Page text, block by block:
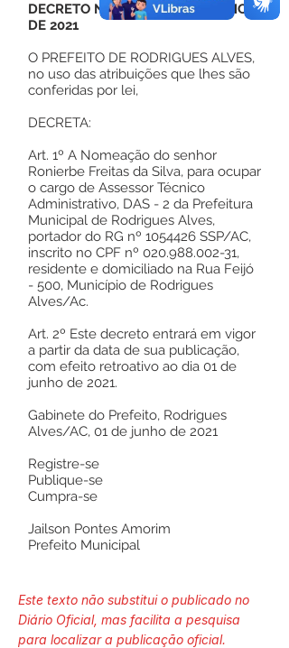
DECRETO Nº 112, DE 01 DE JUNHO
DE 2021
O PREFEITO DE RODRIGUES ALVES,
no uso das atribuições que lhes são
conferidas por lei,
DECRETA:
Art. 1º A Nomeação do senhor
Ronierbe Freitas da Silva, para ocupar
o cargo de Assessor Técnico
Administrativo, DAS - 2 da Prefeitura
Municipal de Rodrigues Alves,
portador do RG nº 1054426 SSP/AC,
inscrito no CPF nº 020.988.002-31,
residente e domiciliado na Rua Feijó
- 500, Município de Rodrigues
Alves/Ac.
Art. 2º Este decreto entrará em vigor
a partir da data de sua publicação,
com efeito retroativo ao dia 01 de
junho de 2021.
Gabinete do Prefeito, Rodrigues
Alves/AC, 01 de junho de 2021
Registre-se
Publique-se
Cumpra-se
Jailson Pontes Amorim
Prefeito Municipal
Este texto não substitui o publicado no
Diário Oficial, mas facilita a pesquisa
para localizar a publicação oficial.